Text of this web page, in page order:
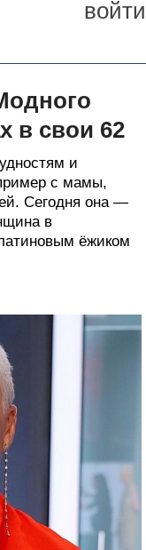
войти
в свои 62
и
с мамы,
Сегодня она —
в
ёжиком